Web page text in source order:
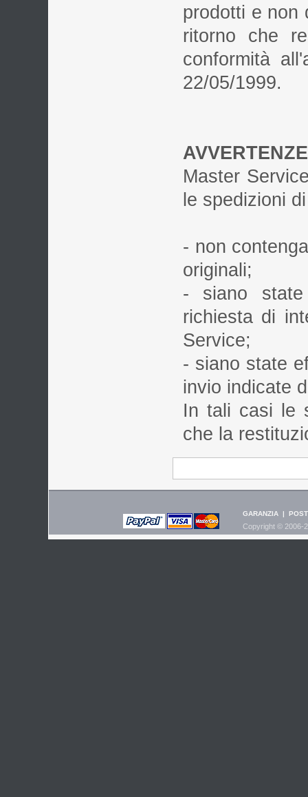
prodotti e non
ritorno che
conformità
22/05/1999.
AVVERTENZE
Master
le spedizioni
- non
originali;
- siano
richiesta di
Service;
- siano state
invio indicate
In tali casi le
che la
GARANZIA |
Copyright © 2006-